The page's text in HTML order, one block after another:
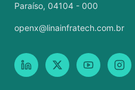
Paraíso, 04104 - 000
openx@linainfratech.com.br